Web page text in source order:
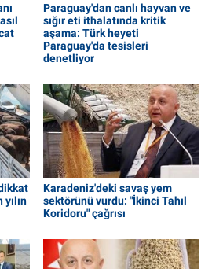
Paraguay'dan canlı hayvan ve
sığır eti ithalatında kritik
aşama: Türk heyeti
Paraguay'da tesisleri
denetliyor
Karadeniz'deki savaş yem
sektörünü vurdu: "İkinci Tahıl
Koridoru" çağrısı